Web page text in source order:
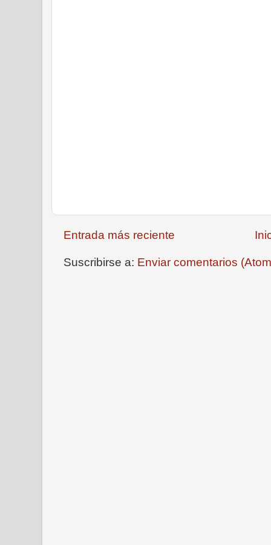
Entrada más reciente
Suscribirse a: Enviar comentarios